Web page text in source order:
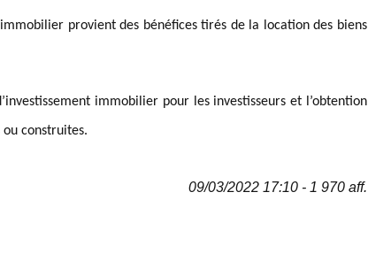
provient des bénéfices tirés de la location des biens
immobilier pour les investisseurs et l’obtention
construites.
09/03/2022 17:10 - 1 970 aff.